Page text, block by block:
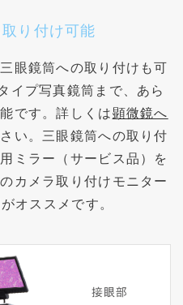
り付け可能
眼鏡筒への取り付けも可
イプ写真鏡筒まで、あら
です。詳しくは顕微鏡へ
い。三眼鏡筒への取り付
ミラー（サービス品）を
カメラ取り付けモニター
オススメです。